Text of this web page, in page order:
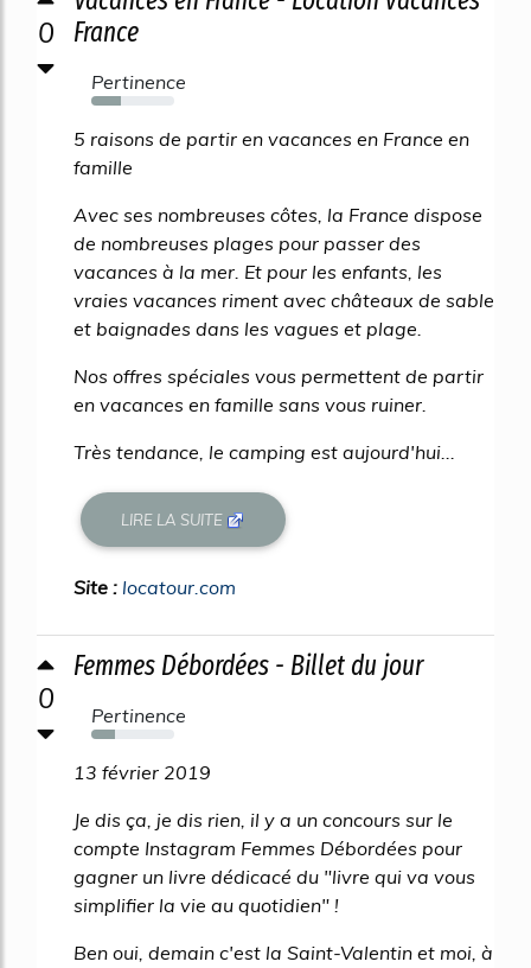
0
France
Pertinence
35%
5 raisons de partir en vacances en France en
famille
Avec ses nombreuses côtes, la France dispose
de nombreuses plages pour passer des
vacances à la mer. Et pour les enfants, les
vraies vacances riment avec châteaux de sable
et baignades dans les vagues et plage.
Nos offres spéciales vous permettent de partir
en vacances en famille sans vous ruiner.
Très tendance, le camping est aujourd'hui...
LIRE LA SUITE
Site : locatour.com
0
Femmes Débordées - Billet du jour
Pertinence
28%
13 février 2019
Je dis ça, je dis rien, il y a un concours sur le
compte Instagram Femmes Débordées pour
gagner un livre dédicacé du "livre qui va vous
simplifier la vie au quotidien" !
Ben oui, demain c'est la Saint-Valentin et moi, à